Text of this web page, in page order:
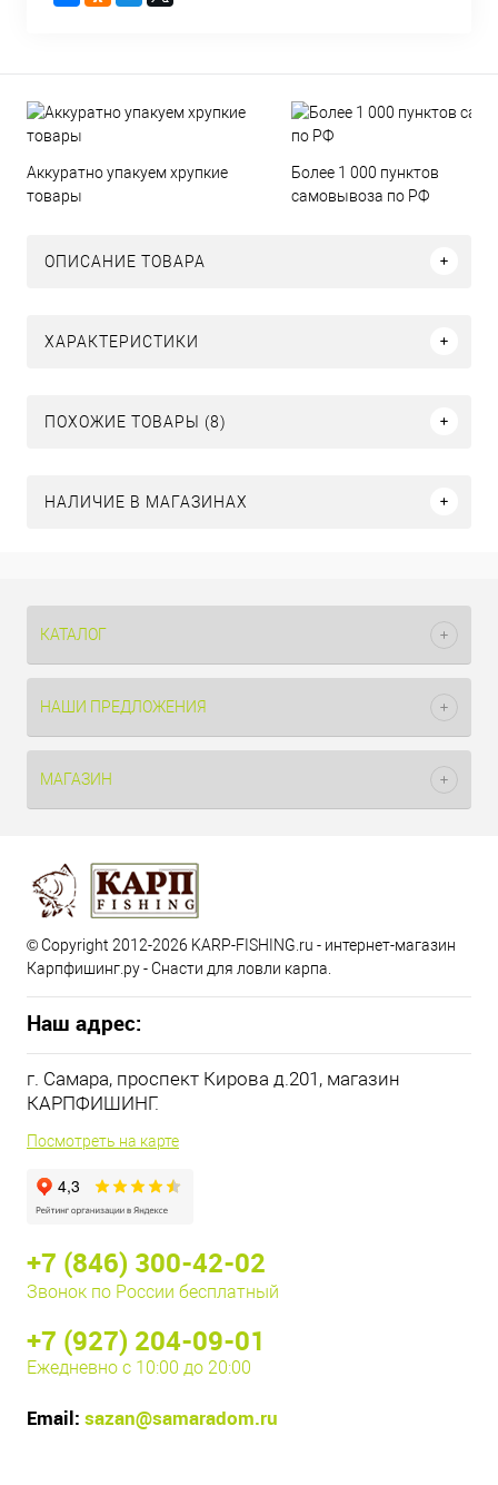
Аккуратно упакуем хрупкие
товары
Более 1 000 пунктов
самовывоза по РФ
ОПИСАНИЕ ТОВАРА
ХАРАКТЕРИСТИКИ
ПОХОЖИЕ ТОВАРЫ (8)
НАЛИЧИЕ В МАГАЗИНАХ
КАТАЛОГ
НАШИ ПРЕДЛОЖЕНИЯ
МАГАЗИН
© Copyright 2012-2026 KARP-FISHING.ru - интернет-магазин
Карпфишинг.ру - Снасти для ловли карпа.
Наш адрес:
г. Самара, проспект Кирова д.201, магазин
КАРПФИШИНГ.
Посмотреть на карте
+7 (846) 300-42-02
Звонок по России бесплатный
+7 (927) 204-09-01
Ежедневно с 10:00 до 20:00
Email: sazan@samaradom.ru